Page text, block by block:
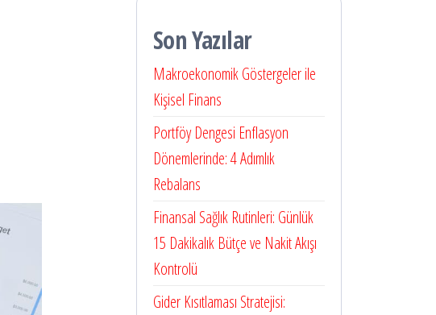
Son Yazılar
Makroekonomik Göstergeler ile
Kişisel Finans
Portföy Dengesi Enflasyon
Dönemlerinde: 4 Adımlık
Rebalans
Finansal Sağlık Rutinleri: Günlük
15 Dakikalık Bütçe ve Nakit Akışı
Kontrolü
Gider Kısıtlaması Stratejisi: